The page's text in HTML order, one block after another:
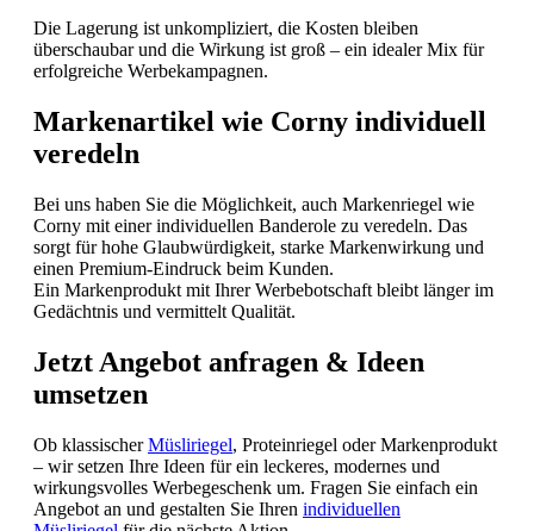
Die Lagerung ist unkompliziert, die Kosten bleiben
überschaubar und die Wirkung ist groß – ein idealer Mix für
erfolgreiche Werbekampagnen.
Markenartikel wie Corny individuell
veredeln
Bei uns haben Sie die Möglichkeit, auch Markenriegel wie
Corny mit einer individuellen Banderole zu veredeln. Das
sorgt für hohe Glaubwürdigkeit, starke Markenwirkung und
einen Premium-Eindruck beim Kunden.
Ein Markenprodukt mit Ihrer Werbebotschaft bleibt länger im
Gedächtnis und vermittelt Qualität.
Jetzt Angebot anfragen & Ideen
umsetzen
Ob klassischerMüsliriegel, Proteinriegel oder Markenprodukt
– wir setzen Ihre Ideen für ein leckeres, modernes und
wirkungsvolles Werbegeschenk um. Fragen Sie einfach ein
Angebot an und gestalten Sie Ihren individuellen